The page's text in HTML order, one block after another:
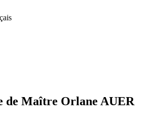
de Maître Orlane AUER